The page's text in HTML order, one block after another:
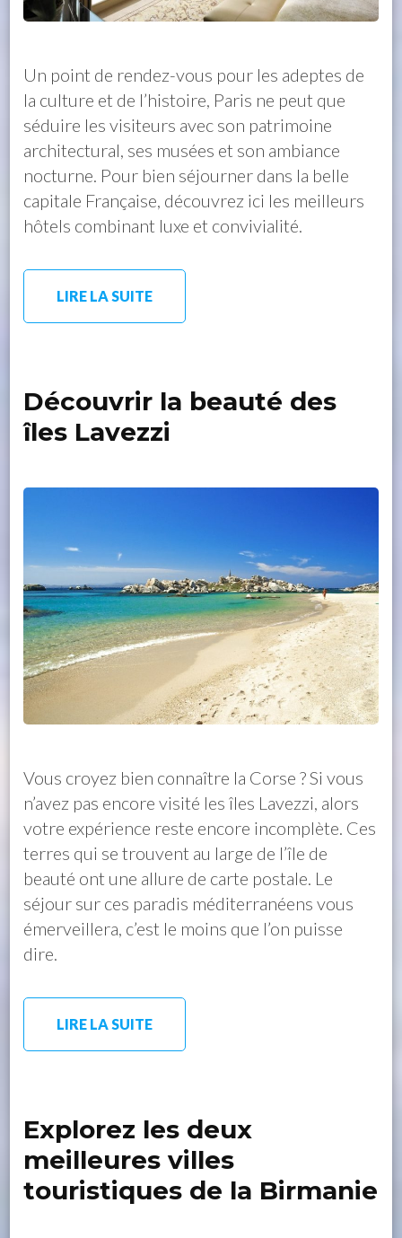
Un point de rendez-vous pour les adeptes de
la culture et de l’histoire, Paris ne peut que
séduire les visiteurs avec son patrimoine
architectural, ses musées et son ambiance
nocturne. Pour bien séjourner dans la belle
capitale Française, découvrez ici les meilleurs
hôtels combinant luxe et convivialité.
LIRE LA SUITE
Découvrir la beauté des
îles Lavezzi
Vous croyez bien connaître la Corse ? Si vous
n’avez pas encore visité les îles Lavezzi, alors
votre expérience reste encore incomplète. Ces
terres qui se trouvent au large de l’île de
beauté ont une allure de carte postale. Le
séjour sur ces paradis méditerranéens vous
émerveillera, c’est le moins que l’on puisse
dire.
LIRE LA SUITE
Explorez les deux
meilleures villes
touristiques de la Birmanie